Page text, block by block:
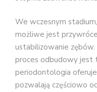
We wczesnym
możliwe jest
ustabilizowanie
proces odbudowy jest
periodontologia
pozwalają częściowo